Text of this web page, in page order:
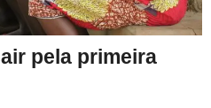
pela primeira